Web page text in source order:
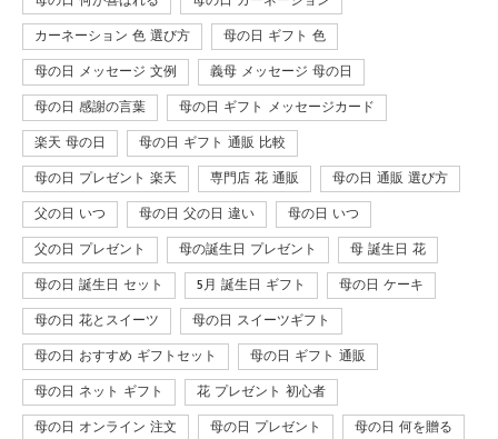
カーネーション 色 選び方 母の日 ギフト 色
母の日 メッセージ 文例 義母 メッセージ 母の日
母の日 感謝の言葉 母の日 ギフト メッセージカード
楽天 母の日 母の日 ギフト 通販 比較
母の日 プレゼント 楽天 専門店 花 通販 母の日 通販 選び方
父の日 いつ 母の日 父の日 違い 母の日 いつ
父の日 プレゼント 母の誕生日 プレゼント 母 誕生日 花
母の日 誕生日 セット 5月 誕生日 ギフト 母の日 ケーキ
母の日 花とスイーツ 母の日 スイーツギフト
母の日 おすすめ ギフトセット 母の日 ギフト 通販
母の日 ネット ギフト 花 プレゼント 初心者
母の日 オンライン 注文 母の日 プレゼント 母の日 何を贈る